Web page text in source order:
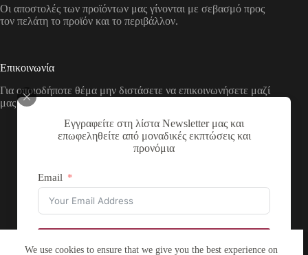
Εγγραφείτε στη λίστα Newsletter μας και
επωφεληθείτε από μοναδικές εκπτώσεις και
προνόμια
Email
We use cookies to ensure that we give you the best experience on
Οι αποστολές των προϊόντων μας γίνονται με σεβασμό προς
τον πελάτη το προϊόν και το περιβάλλον.
Επικοινωνία
Για οποιοδήποτε θέμα μην διστάσετε να επικοινωνήσετε μαζί
μας με τους παρακάτω τρόπους
Διεύθυνση:
Νικολάου Χάσου 19, ΤΚ 53100, Φλώρινα,
Τηλέφωνο:
+30 2385 503290
Email: